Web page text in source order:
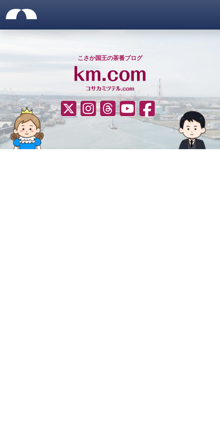
ナビゲーションをスキップ
仮想ネット国家「ゴノヘマ
サイトメニュー
サイトヘッダー
こさか国王の茶番ブログ
????（Twitter）
Instagram
ThreadsYouTubeFacebook